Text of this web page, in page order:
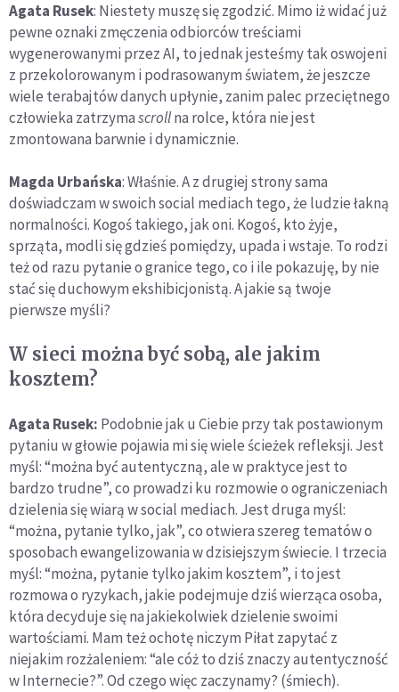
Agata Rusek: Niestety muszę się zgodzić. Mimo iż widać już
pewne oznaki zmęczenia odbiorców treściami
wygenerowanymi przez AI, to jednak jesteśmy tak oswojeni
z przekolorowanym i podrasowanym światem, że jeszcze
wiele terabajtów danych upłynie, zanim palec przeciętnego
człowieka zatrzymascrollna rolce, która nie jest
zmontowana barwnie i dynamicznie.
Magda Urbańska: Właśnie. A z drugiej strony sama
doświadczam w swoich social mediach tego, że ludzie łakną
normalności. Kogoś takiego, jak oni. Kogoś, kto żyje,
sprząta, modli się gdzieś pomiędzy, upada i wstaje. To rodzi
też od razu pytanie o granice tego, co i ile pokazuję, by nie
stać się duchowym ekshibicjonistą. A jakie są twoje
pierwsze myśli?
W sieci można być sobą, ale jakim
kosztem?
Agata Rusek: Podobnie jak u Ciebie przy tak postawionym
pytaniu w głowie pojawia mi się wiele ścieżek refleksji. Jest
myśl: “można być autentyczną, ale w praktyce jest to
bardzo trudne”, co prowadzi ku rozmowie o ograniczeniach
dzielenia się wiarą w social mediach. Jest druga myśl:
“można, pytanie tylko, jak”, co otwiera szereg tematów o
sposobach ewangelizowania w dzisiejszym świecie. I trzecia
myśl: “można, pytanie tylko jakim kosztem”, i to jest
rozmowa o ryzykach, jakie podejmuje dziś wierząca osoba,
która decyduje się na jakiekolwiek dzielenie swoimi
wartościami. Mam też ochotę niczym Piłat zapytać z
niejakim rozżaleniem: “ale cóż to dziś znaczy autentyczność
w Internecie?”. Od czego więc zaczynamy? (śmiech).